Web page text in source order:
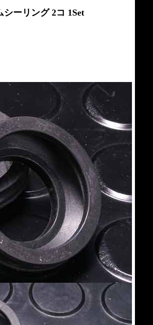
ーリング 2コ 1Set